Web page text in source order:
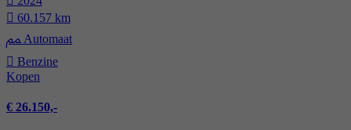
60.157 km
Automaat
Benzine
Kopen
€ 26.150,-